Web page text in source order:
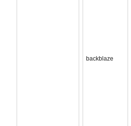
backblaze